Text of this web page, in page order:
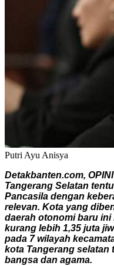
Putri Ayu Anisya
Detakbanten.com,
Tangerang Selatan
Pancasila dengan
relevan. Kota yang
daerah otonomi baru
kurang lebih 1,35 juta
pada 7 wilayah
kota Tangerang
bangsa dan agama.